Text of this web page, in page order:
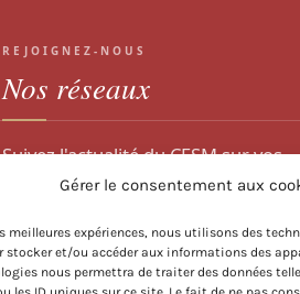
Gérer le consentement aux
meilleures expériences, nous utilisons des
stocker et/ou accéder aux informations des
nous permettra de traiter des données
REJOIGNEZ-NOUS
Nos réseaux
Suivez l'actualité du CESM sur vos
plateformes préférées.